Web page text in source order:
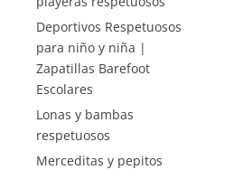
Deportivos Respetuosos
para niño y niña |
Zapatillas Barefoot
Escolares
Lonas y bambas
respetuosos
Merceditas y pepitos